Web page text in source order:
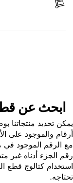
ابحث عن
تحديد منتجاتنا
والموجود على
الرقم الموجود في
الجزء أدناه غير
كتالوج قطع